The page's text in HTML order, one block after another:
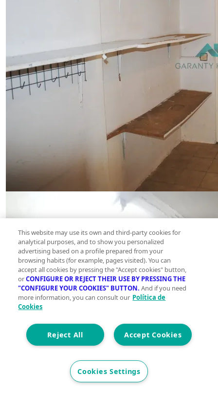
This website may use its own and third-party cookies for
analytical purposes, and to show you personalized
advertising based on a profile prepared from your
browsing habits (for example, pages visited). You can
accept all cookies by pressing the "Accept cookies" button,
orCONFIGURE OR REJECT THEIR USE BY PRESSING THE
"CONFIGURE YOUR COOKIES" BUTTON. And if you need
more information, you can consult our Política de
Cookies
Accept Cookies
Reject All
Cookies Settings